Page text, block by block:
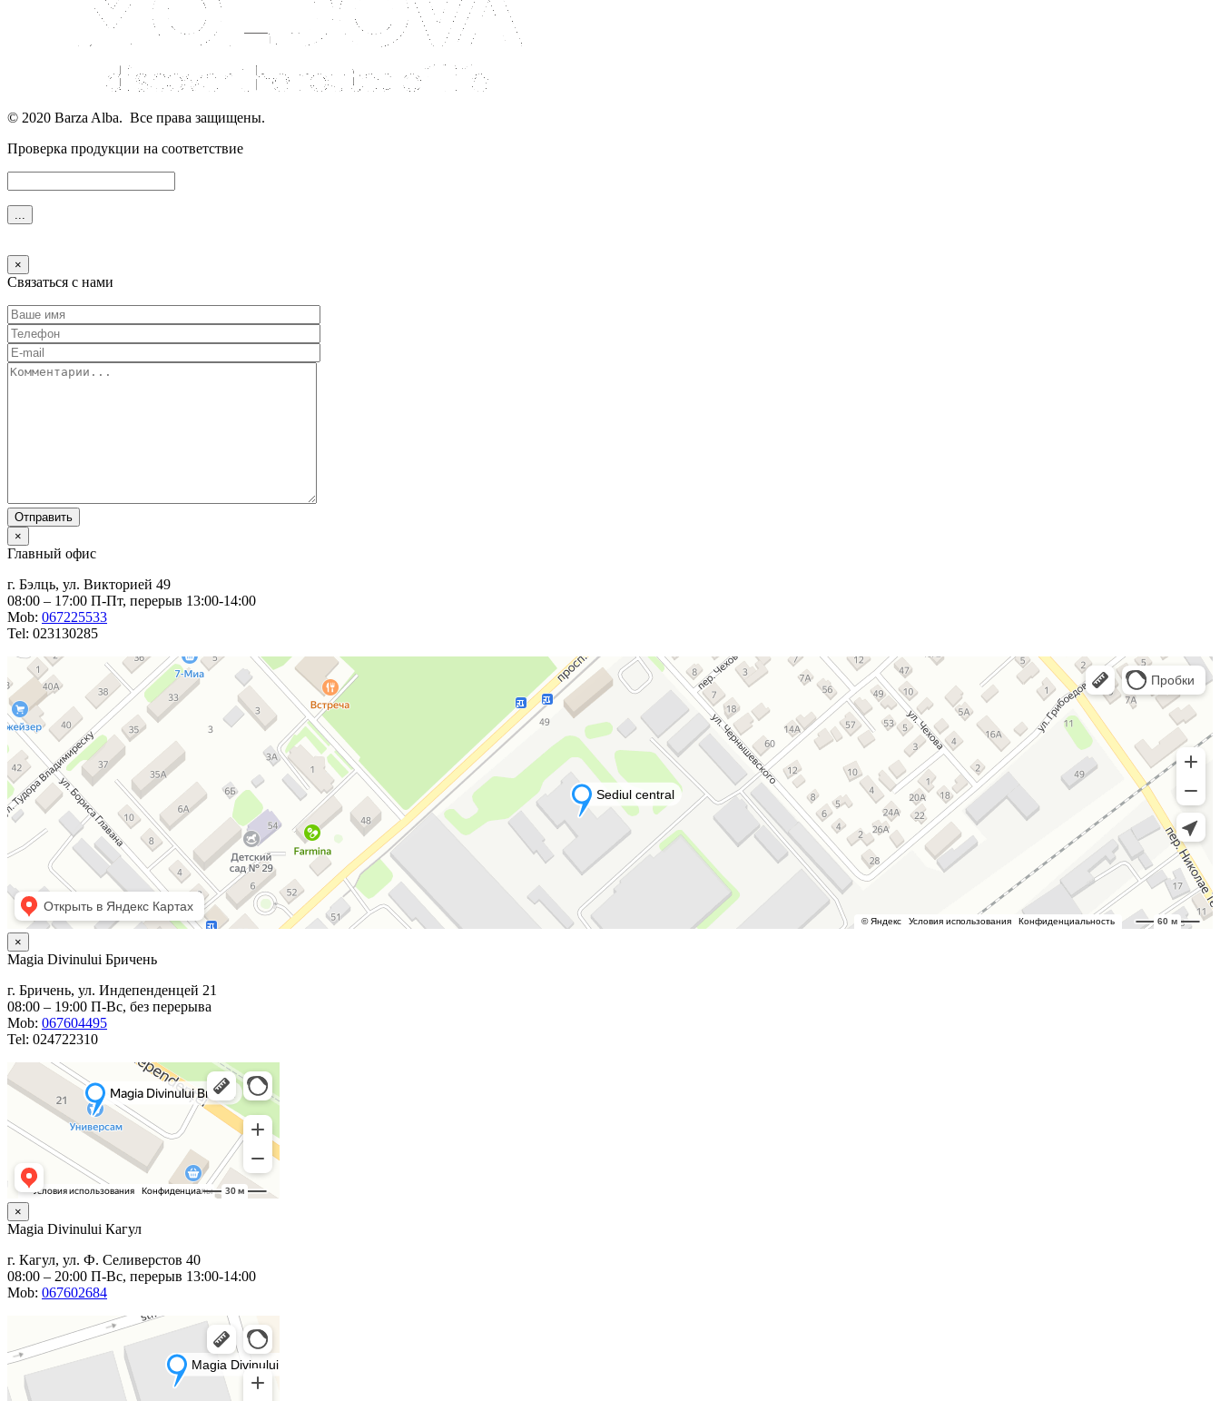
© 2020 Barza Alba. Все права защищены.
Проверка продукции на соответствие
×
Связаться с нами
×
Главный офис
г. Бэлць, ул. Викторией 49
08:00 – 17:00 П-Пт, перерыв 13:00-14:00
Mob: 067225533
Tel: 023130285
×
Magia Divinului Бричень
г. Бричень, ул. Индепенденцей 21
08:00 – 19:00 П-Вс, без перерыва
Mob: 067604495
Tel: 024722310
×
Magia Divinului Кагул
г. Кагул, ул. Ф. Селиверстов 40
08:00 – 20:00 П-Вс, перерыв 13:00-14:00
Mob: 067602684